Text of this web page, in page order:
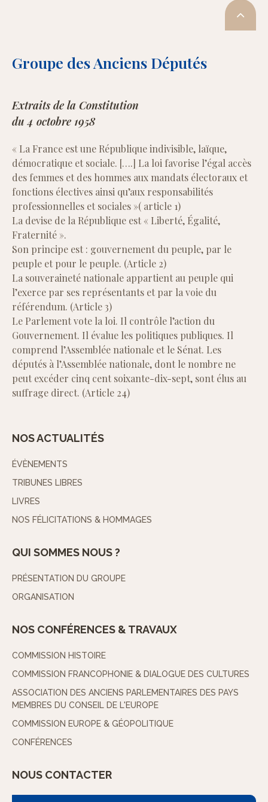
Groupe des Anciens Députés
Extraits de la Constitution
du 4 octobre 1958
« La France est une République indivisible, laïque,
démocratique et sociale. [….] La loi favorise l’égal accès
des femmes et des hommes aux mandats électoraux et
fonctions électives ainsi qu’aux responsabilités
professionnelles et sociales »( article 1)
La devise de la République est « Liberté, Égalité,
Fraternité ».
Son principe est : gouvernement du peuple, par le
peuple et pour le peuple. (Article 2)
La souveraineté nationale appartient au peuple qui
l’exerce par ses représentants et par la voie du
référendum. (Article 3)
Le Parlement vote la loi. Il contrôle l’action du
Gouvernement. Il évalue les politiques publiques. Il
comprend l’Assemblée nationale et le Sénat. Les
députés à l’Assemblée nationale, dont le nombre ne
peut excéder cinq cent soixante-dix-sept, sont élus au
suffrage direct. (Article 24)
NOS ACTUALITÉS
ÉVÈNEMENTS
TRIBUNES LIBRES
LIVRES
NOS FÉLICITATIONS & HOMMAGES
QUI SOMMES NOUS ?
PRÉSENTATION DU GROUPE
ORGANISATION
NOS CONFÉRENCES & TRAVAUX
COMMISSION HISTOIRE
COMMISSION FRANCOPHONIE & DIALOGUE DES CULTURES
ASSOCIATION DES ANCIENS PARLEMENTAIRES DES PAYS
MEMBRES DU CONSEIL DE L'EUROPE
COMMISSION EUROPE & GÉOPOLITIQUE
CONFÉRENCES
NOUS CONTACTER